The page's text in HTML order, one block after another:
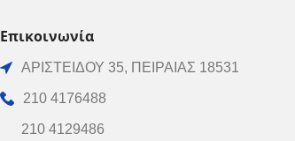
Επικοινωνία
ΑΡΙΣΤΕΙΔΟΥ 35, ΠΕΙΡΑΙΑΣ 18531
210 4176488
210 4129486